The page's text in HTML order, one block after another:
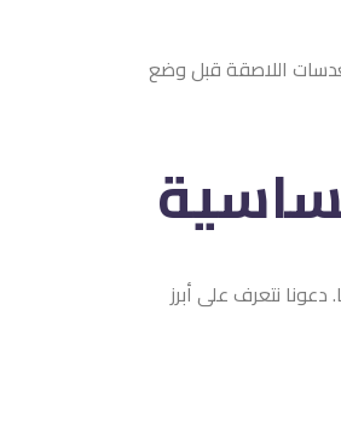
اللاصقة قبل وضع
نتعرف على أبرز